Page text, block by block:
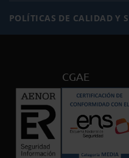
POLÍTICAS DE CALIDAD Y
CGAE